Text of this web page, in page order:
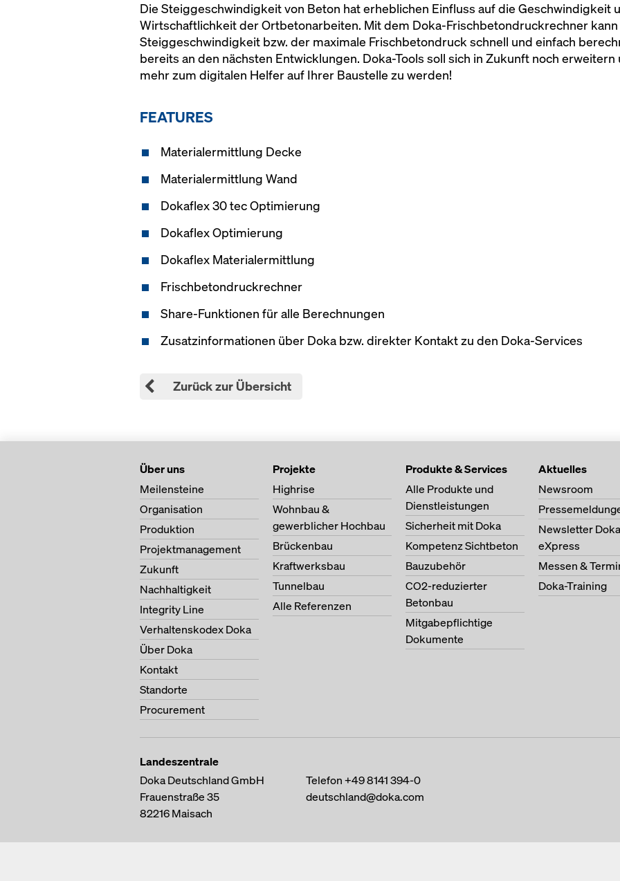
Die Steiggeschwindigkeit von Beton hat erheblichen Einfluss auf die Geschwindigkeit
Wirtschaftlichkeit der Ortbetonarbeiten. Mit dem Doka-Frischbetondruckrechner
Steiggeschwindigkeit bzw. der maximale Frischbetondruck schnell und einfach
bereits an den nächsten Entwicklungen. Doka-Tools soll sich in Zukunft noch
mehr zum digitalen Helfer auf Ihrer Baustelle zu werden!
FEATURES
Materialermittlung Decke
Materialermittlung Wand
Dokaflex 30 tec Optimierung
Dokaflex Optimierung
Dokaflex Materialermittlung
Frischbetondruckrechner
Share-Funktionen für alle Berechnungen
Zusatzinformationen über Doka bzw. direkter Kontakt zu den Doka-Services
Zurück zur Übersicht
Über uns
Meilensteine
Organisation
Produktion
Projektmanagement
Zukunft
Nachhaltigkeit
Integrity Line
Verhaltenskodex Doka
Über Doka
Kontakt
Standorte
Procurement
Projekte
Highrise
Wohnbau &
gewerblicher Hochbau
Brückenbau
Kraftwerksbau
Tunnelbau
Alle Referenzen
Produkte & Services
Alle Produkte und
Dienstleistungen
Sicherheit mit Doka
Kompetenz Sichtbeton
Bauzubehör
CO2-reduzierter
Betonbau
Mitgabepflichtige
Dokumente
Aktuelles
Newsroom
Newsletter Doka
eXpress
Messen &
Doka-Training
Landeszentrale
Doka Deutschland GmbH
Frauenstraße 35
82216Maisach
Telefon+49 8141 394-0
deutschland@doka.com